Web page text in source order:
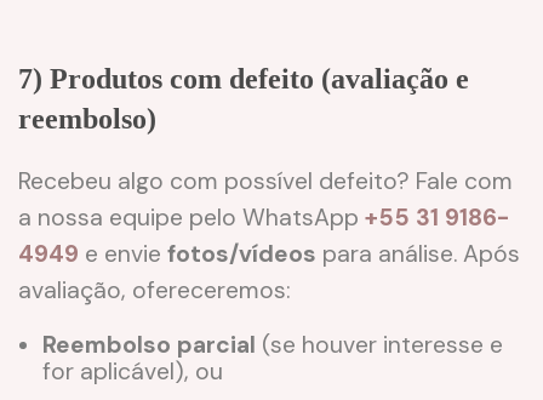
7) Produtos com defeito (avaliação e
reembolso)
Recebeu algo com possível defeito? Fale com
a nossa equipe pelo WhatsApp +55 31 9186-
4949 e envie fotos/vídeos para análise. Após
avaliação, ofereceremos:
Reembolso parcial (se houver interesse e
for aplicável), ou